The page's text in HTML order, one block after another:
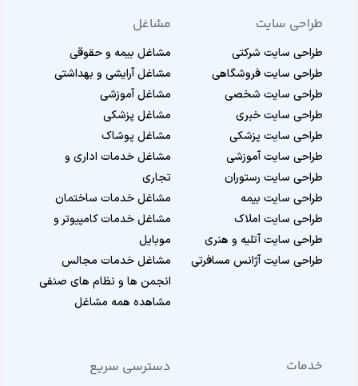
طراحی سایت
طراحی سایت شرکتی
طراحی سایت فروشگاهی
طراحی سایت شخصی
طراحی سایت خبری
طراحی سایت پزشکی
طراحی سایت آموزشی
طراحی سایت رستوران
طراحی سایت بیمه
طراحی سایت املاک
طراحی سایت آتلیه و هنری
طراحی سایت آژانس مسافرتی
مشاغل
مشاغل بیمه و حقوقی
مشاغل آرایشی و بهداشتی
مشاغل آموزشی
مشاغل پزشکی
مشاغل پوشاک
مشاغل خدمات اداری و
تجاری
مشاغل خدمات ساختمان
مشاغل خدمات کامپیوتر و
موبایل
مشاغل خدمات مجالس
انجمن ها و نظام های صنفی
مشاهده همه مشاغل
خدمات دسترسی سریع